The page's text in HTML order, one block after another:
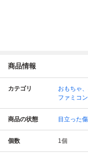
商品情報
カテゴリ おもちゃ
ファミコン
商品の状態 目立った
個数 1個